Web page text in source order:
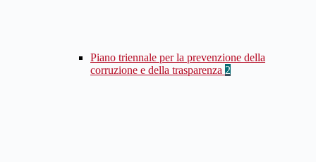
Piano triennale per la prevenzione della
corruzione e della trasparenza 2